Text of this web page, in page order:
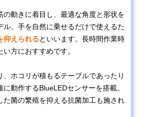
の動きに着目し、最適な角度と形状を
ル。手を自然に乗せるだけで使えるた
抑えられるといいます。長時間作業時
方におすすめです。
、ホコリが積もるテーブルであったり
動作するBlueLEDセンサーを搭載。
た菌の繁殖を抑える抗菌加工も施され